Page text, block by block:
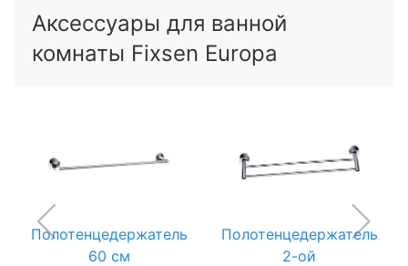
Аксессуары для ванной
комнаты Fixsen Europa
Полотенцедержатель
60 см
Полотенцедержатель
2-ой